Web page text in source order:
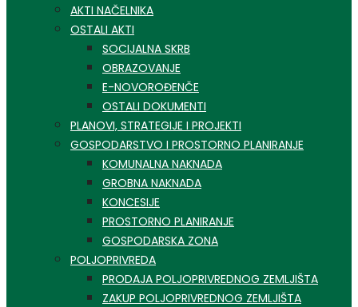
AKTI NAČELNIKA
OSTALI AKTI
SOCIJALNA SKRB
OBRAZOVANJE
E-NOVOROĐENČE
OSTALI DOKUMENTI
PLANOVI, STRATEGIJE I PROJEKTI
GOSPODARSTVO I PROSTORNO PLANIRANJE
KOMUNALNA NAKNADA
GROBNA NAKNADA
KONCESIJE
PROSTORNO PLANIRANJE
GOSPODARSKA ZONA
POLJOPRIVREDA
PRODAJA POLJOPRIVREDNOG ZEMLJIŠTA
ZAKUP POLJOPRIVREDNOG ZEMLJIŠTA